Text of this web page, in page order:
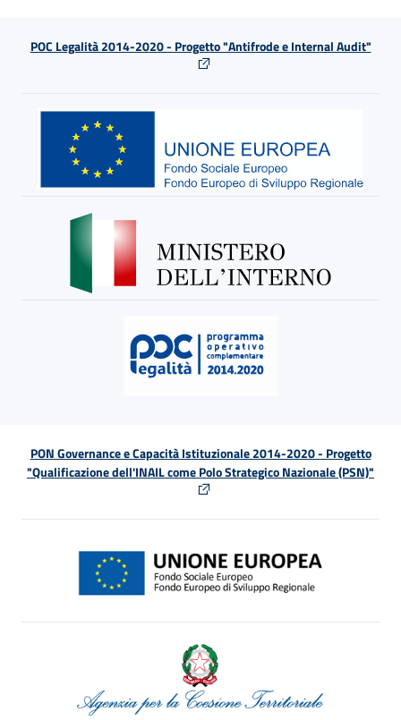
POC Legalità 2014-2020 - Progetto "Antifrode e Internal Audit"
PON Governance e Capacità Istituzionale 2014-2020 - Progetto
"Qualificazione dell'INAIL come Polo Strategico Nazionale (PSN)"